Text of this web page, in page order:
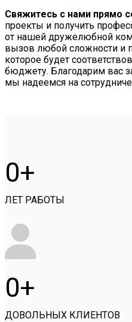
Свяжитесь с нами прямо
проекты и получить
от нашей дружелюбной
вызов любой сложности и
которое будет
бюджету. Благодарим вас
мы надеемся на
0
ЛЕТ РАБОТЫ
0
ДОВОЛЬНЫХ КЛИЕНТОВ